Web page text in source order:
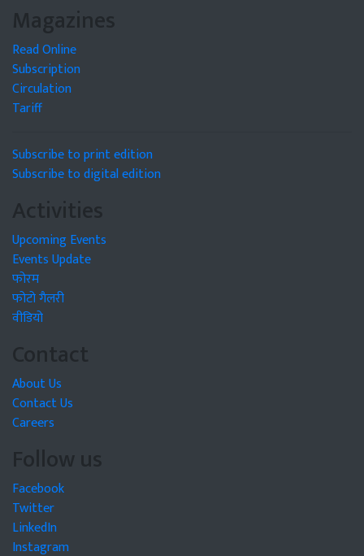
Magazines
Read Online
Subscription
Circulation
Tariff
Subscribe to print edition
Subscribe to digital edition
Activities
Upcoming Events
Events Update
फोरम
फोटो गैलरी
वीडियो
Contact
About Us
Contact Us
Careers
Follow us
Facebook
Twitter
LinkedIn
Instagram